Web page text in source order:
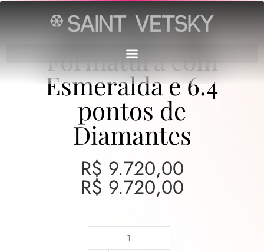
Anel Ouro 18k
Formatura com
Esmeralda e 6.4
pontos de
Diamantes
R$ 9.720,00
R$ 9.720,00
-